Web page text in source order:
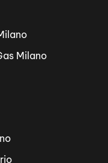
Milano